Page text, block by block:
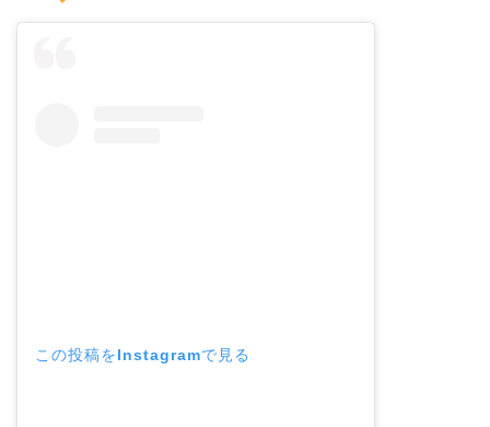
この投稿をInstagramで見る